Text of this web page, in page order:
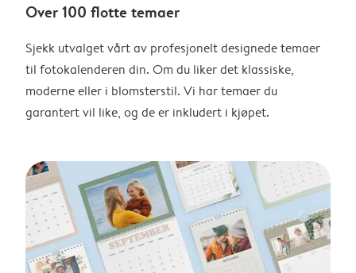
Over 100 flotte temaer
Sjekk utvalget vårt av profesjonelt designede temaer
til fotokalenderen din. Om du liker det klassiske,
moderne eller i blomsterstil. Vi har temaer du
garantert vil like, og de er inkludert i kjøpet.